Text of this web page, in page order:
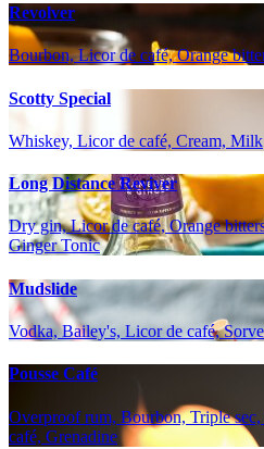
Revolver
Bourbon, Licor de café, Orange
Scotty Special
Whiskey, Licor de café, Cream, Milk
Long Distance Reviver
Dry gin, Licor de café, Orange
Ginger Tonic
Mudslide
Vodka, Bailey's, Licor de café,
Pousse Café
Overproof rum, Bourbon, Triple
café, Grenadine